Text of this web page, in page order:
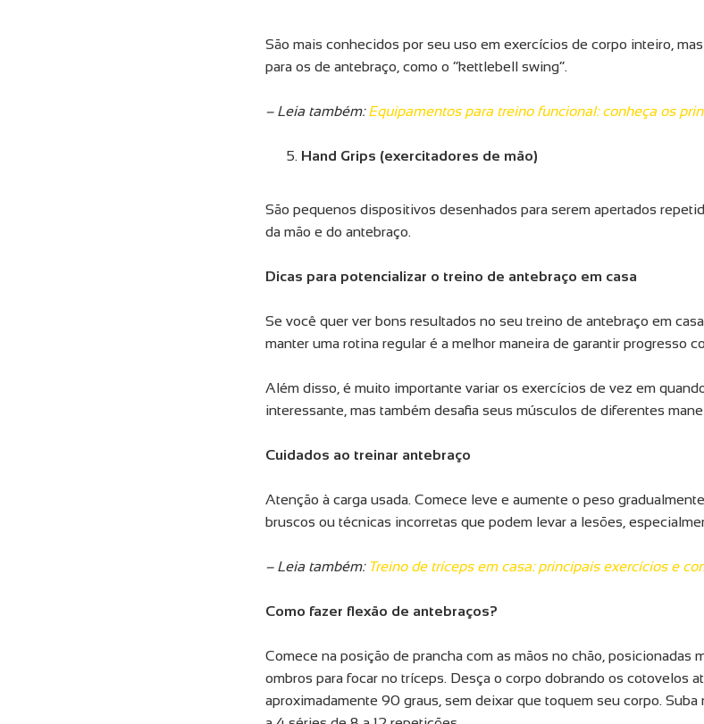
São mais conhecidos por seu uso em exercícios de corpo inteiro,
para os de antebraço, como o “kettlebell swing”.
– Leia também:Equipamentos para treino funcional: conheça os
Hand Grips (exercitadores de mão)
São pequenos dispositivos desenhados para serem apertados
da mão e do antebraço.
Dicas para potencializar o treino de antebraço em casa
Se você quer ver bons resultados no seu treino de antebraço em
manter uma rotina regular é a melhor maneira de garantir progresso
Além disso, é muito importante variar os exercícios de vez em
interessante, mas também desafia seus músculos de diferentes
Cuidados ao treinar antebraço
Atenção à carga usada. Comece leve e aumente o peso
bruscos ou técnicas incorretas que podem levar a lesões,
– Leia também: Treino de tríceps em casa: principais exercícios e
Como fazer flexão de antebraços?
Comece na posição de prancha com as mãos no chão, posicionadas
ombros para focar no tríceps. Desça o corpo dobrando os cotovelos
aproximadamente 90 graus, sem deixar que toquem seu corpo.